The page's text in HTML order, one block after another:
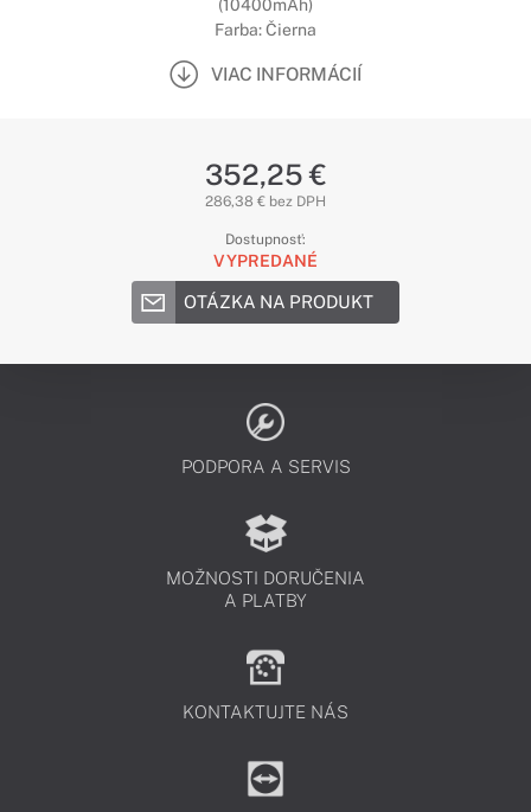
(10400mAh)
Farba: Čierna
VIAC INFORMÁCIÍ
352,25 €
286,38 € bez DPH
Dostupnosť:
VYPREDANÉ
OTÁZKA NA PRODUKT
PODPORA A SERVIS
MOŽNOSTI DORUČENIA
A PLATBY
KONTAKTUJTE NÁS